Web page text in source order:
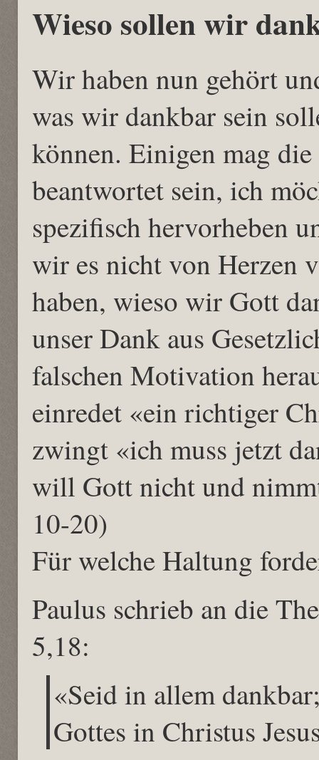
Wieso sollen wir
Wir haben nun gehört
was wir dankbar sein
können. Einigen mag
beantwortet sein, ich
spezifisch hervorheben
wir es nicht von Herzen
haben, wieso wir Gott
unser Dank aus
falschen Motivation
einredet «ein richtiger
zwingt «ich muss jetzt
will Gott nicht und
10-20)
Für welche Haltung
Paulus schrieb an die
5,18:
«Seid in allem
Gottes in Christus